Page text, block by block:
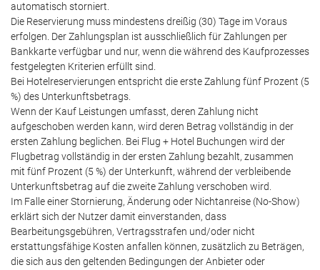
automatisch storniert.
Die Reservierung muss mindestens dreißig (30) Tage im Voraus
erfolgen. Der Zahlungsplan ist ausschließlich für Zahlungen per
Bankkarte verfügbar und nur, wenn die während des Kaufprozesses
festgelegten Kriterien erfüllt sind.
Bei Hotelreservierungen entspricht die erste Zahlung fünf Prozent (5
%) des Unterkunftsbetrags.
Wenn der Kauf Leistungen umfasst, deren Zahlung nicht
aufgeschoben werden kann, wird deren Betrag vollständig in der
ersten Zahlung beglichen. Bei Flug + Hotel Buchungen wird der
Flugbetrag vollständig in der ersten Zahlung bezahlt, zusammen
mit fünf Prozent (5 %) der Unterkunft, während der verbleibende
Unterkunftsbetrag auf die zweite Zahlung verschoben wird.
Im Falle einer Stornierung, Änderung oder Nichtanreise (No-Show)
erklärt sich der Nutzer damit einverstanden, dass
Bearbeitungsgebühren, Vertragsstrafen und/oder nicht
erstattungsfähige Kosten anfallen können, zusätzlich zu Beträgen,
die sich aus den geltenden Bedingungen der Anbieter oder